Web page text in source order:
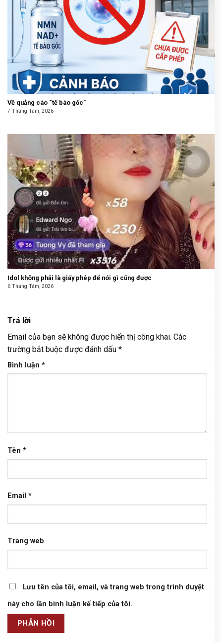
Về quảng cáo “tế bào gốc”
7 Tháng Tám, 2026
Idol không phải là giấy phép để nói gì cũng được
6 Tháng Tám, 2026
Trả lời
Email của bạn sẽ không được hiển thị công khai. Các
trường bắt buộc được đánh dấu *
Bình luận *
Tên *
Email *
Trang web
Lưu tên của tôi, email, và trang web trong trình duyệt
này cho lần bình luận kế tiếp của tôi.